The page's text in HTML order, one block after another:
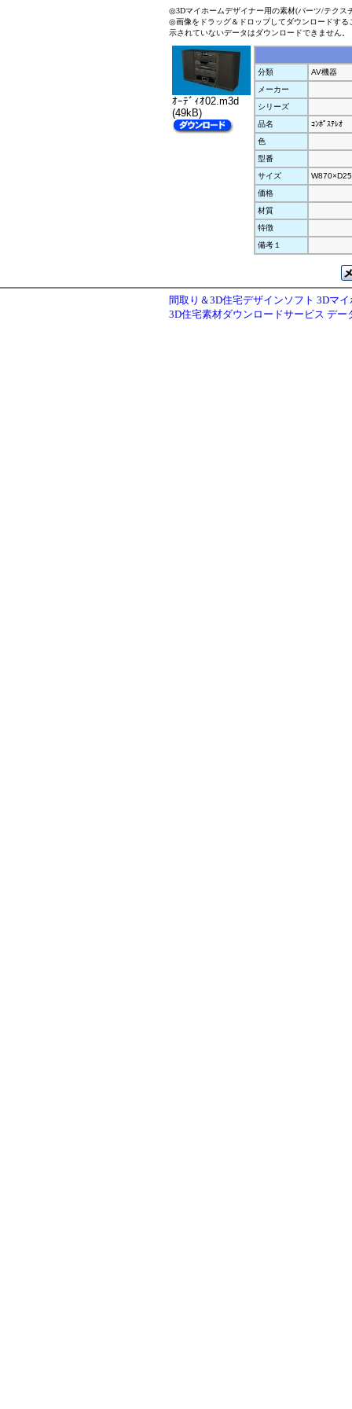
◎3Dマイホームデザイナー用の素材(パーツ/テクス
◎画像をドラッグ＆ドロップしてダウンロードす
示されていないデータはダウンロードできません。
ｵｰﾃﾞｨｵ02.m3d
(49kB)
分類
AV機器
メーカー
シリーズ
品名
ｺﾝﾎﾟｽﾃﾚｵ
色
型番
サイズ
価格
材質
特徴
備考１
間取り＆3D住宅デザインソフト 3Dマ
3D住宅素材ダウンロードサービス デー